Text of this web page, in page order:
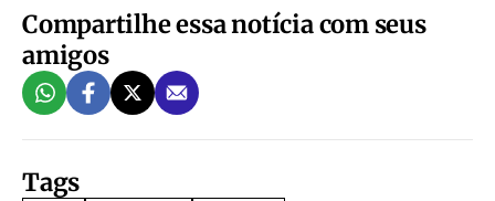
Compartilhe essa notícia com seus
amigos
Tags